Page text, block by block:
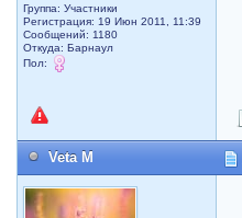
Группа: Участники
Регистрация: 19 Июн 2011, 11:39
Сообщений: 1180
Откуда: Барнаул
Пол:
Veta M